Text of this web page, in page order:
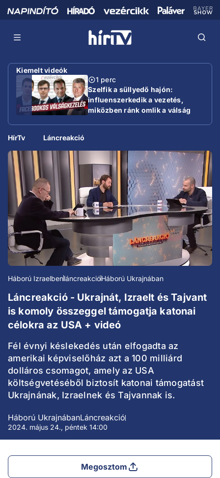
Kiemelt videók
1 perc
Szelfik a süllyedő hajón:
influenszerkedik a vezetés,
miközben ránk omlik a válság
HírTv Láncreakció
Háború IzraelbenláncreakcióHáború Ukrajnában
Láncreakció - Ukrajnát, Izraelt és Tajvant
is komoly összeggel támogatja katonai
célokra az USA + videó
Fél évnyi késlekedés után elfogadta az
amerikai képviselőház azt a 100 milliárd
dolláros csomagot, amely az USA
költségvetéséből biztosít katonai támogatást
Ukrajnának, Izraelnek és Tajvannak is.
Háború UkrajnábanLáncreakció
2024. május 24., péntek 14:00
Megosztom